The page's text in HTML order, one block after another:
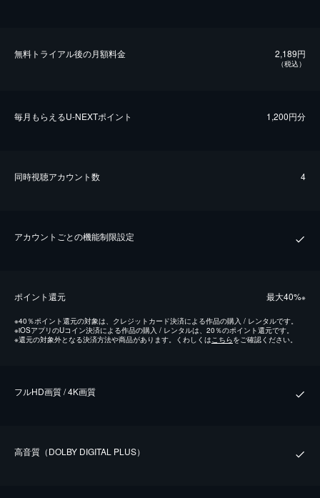
無料トライアル後の⽉額料金 2,189円
（税込）
毎⽉もらえるU-NEXTポイント 1,200円分
同時視聴アカウント数 4
アカウントごとの機能制限設定
ポイント還元 最⼤40%※
※40％ポイント還元の対象は、クレジットカード決済による作品の購入 / レンタルです。
※iOSアプリのUコイン決済による作品の購入 / レンタルは、20％のポイント還元です。
※還元の対象外となる決済方法や商品があります。くわしくは こちらをご確認ください。
フルHD画質 / 4K画質
⾼⾳質（DOLBY DIGITAL PLUS）